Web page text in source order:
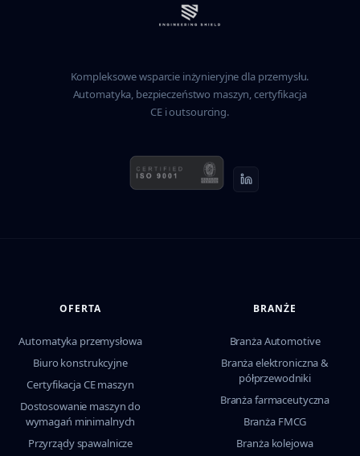
Kompleksowe wsparcie inżynieryjne dla przemysłu.
Automatyka, bezpieczeństwo maszyn, certyfikacja
CE i outsourcing.
OFERTA
Automatyka przemysłowa
Biuro konstrukcyjne
Certyfikacja CE maszyn
Dostosowanie maszyn do
wymagań minimalnych
Przyrządy spawalnicze
BRANŻE
Branża Automotive
Branża elektroniczna &
półprzewodniki
Branża farmaceutyczna
Branża FMCG
Branża kolejowa